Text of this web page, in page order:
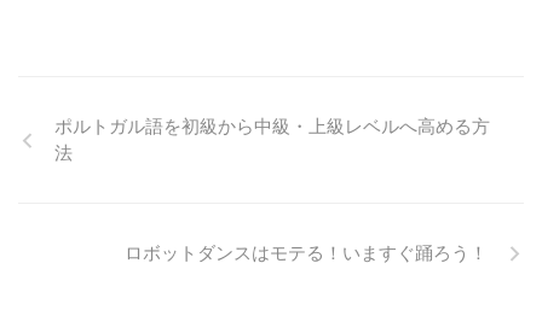
ポルトガル語を初級から中級・上級レベルへ高める方
法
ロボットダンスはモテる！いますぐ踊ろう！